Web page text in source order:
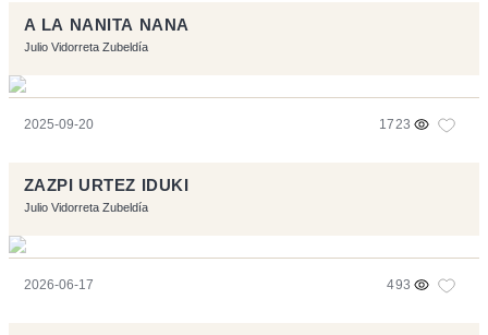
A LA NANITA NANA
Julio Vidorreta Zubeldía
2025-09-20 1723
ZAZPI URTEZ IDUKI
Julio Vidorreta Zubeldía
2026-06-17 493